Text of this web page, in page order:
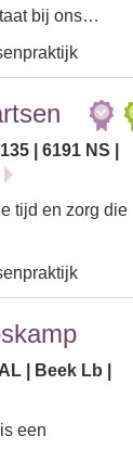
bij ons…
| 6191 NS |
tijd en zorg die
| Beek Lb |
een